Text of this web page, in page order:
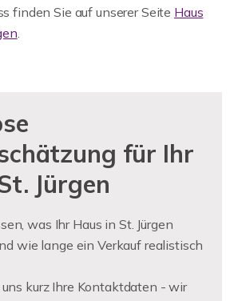
finden Sie auf unserer Seite Haus
.
für Ihr
Jürgen
was Ihr Haus in St. Jürgen
wie lange ein Verkauf realistisch
kurz Ihre Kontaktdaten - wir